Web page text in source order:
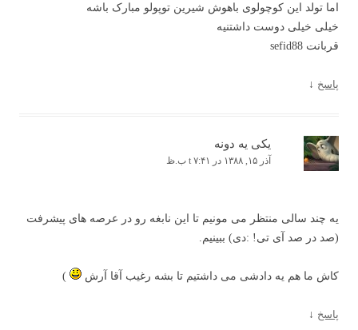
اما تولد این کوچولوی باهوش شیرین توپولو مبارک باشه
خیلی خیلی دوست داشتنیه
قربانت sefid88
پاسخ ↓
یکی یه دونه
آذر ۱۵, ۱۳۸۸ در t ۷:۴۱ ب.ظ
یه چند سالی منتظر می مونیم تا این نابغه رو در عرصه های پیشرفت
(صد در صد آی تی! :دی) ببینیم.
کاش ما هم یه دادشی می داشتیم تا بشه رغیب آقا آرش )
پاسخ ↓